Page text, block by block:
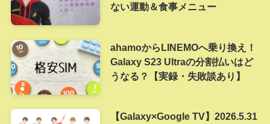
ない運動＆食事メニュー
ahamoからLINEMOへ乗り換え！
Galaxy S23 Ultraの分割払いはど
うなる？【実録・失敗談あり】
【Galaxy×Google TV】2026.5.31